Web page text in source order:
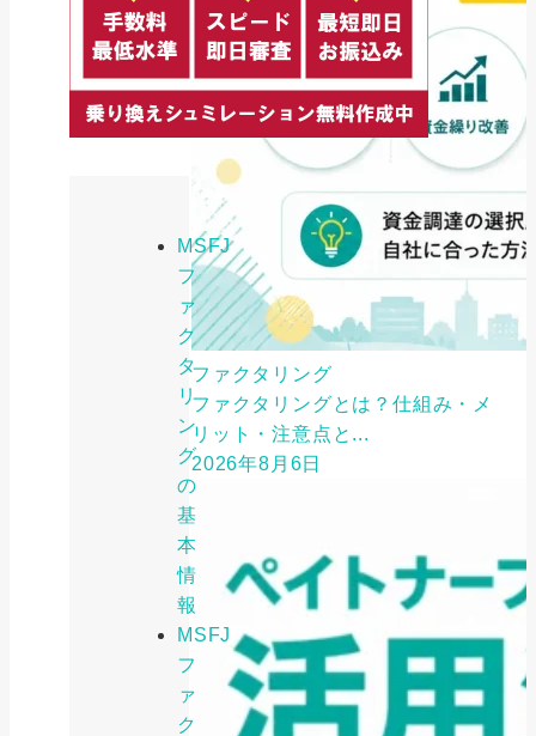
MSFJ
フ
ァ
ク
タ
リ
ン
グ
の
基
本
情
報
MSFJ
フ
ァ
ク
ファクタリング
ファクタリングとは？仕組み・メ
リット・注意点と...
2026年8月6日